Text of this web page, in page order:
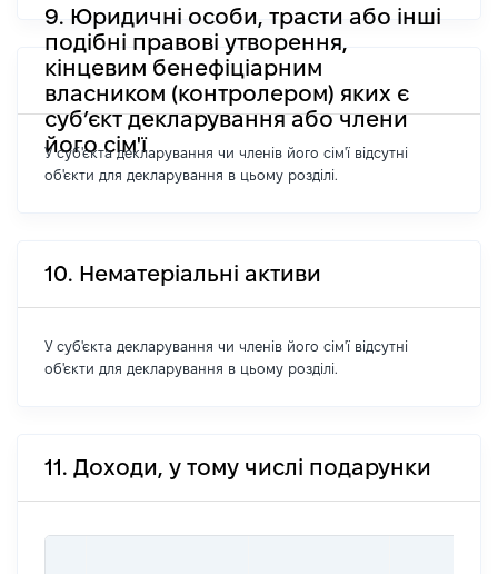
9. Юридичні особи, трасти або інші
подібні правові утворення,
кінцевим бенефіціарним
власником (контролером) яких є
суб’єкт декларування або члени
його сім'ї
У суб'єкта декларування чи членів його сім'ї відсутні
об'єкти для декларування в цьому розділі.
10. Нематеріальні активи
У суб'єкта декларування чи членів його сім'ї відсутні
об'єкти для декларування в цьому розділі.
11. Доходи, у тому числі подарунки